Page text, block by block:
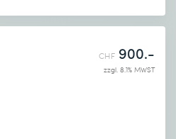
CHF 900.-
zzgl. 8.1% MWST